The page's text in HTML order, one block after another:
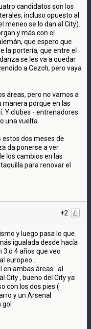
candidatos son los
incluso opuesto al
meneo se lo dan al City).
y más con el
que espero que
la portería, que entre el
se les va a quedar
a Cezch, pero vaya
áreas, pero no vamos a
manera porque en las
Y clubes - entrenadores
una vuelta.
dos meses de
da ponerse a ver
los cambios en las
para renovar el
+2
y luego pasa lo que
igualada desde hacía
o 4 años que veo
europeo .
ambas áreas . al
City , bueno del City ya
con los dos pies (
y un Arsenal
.